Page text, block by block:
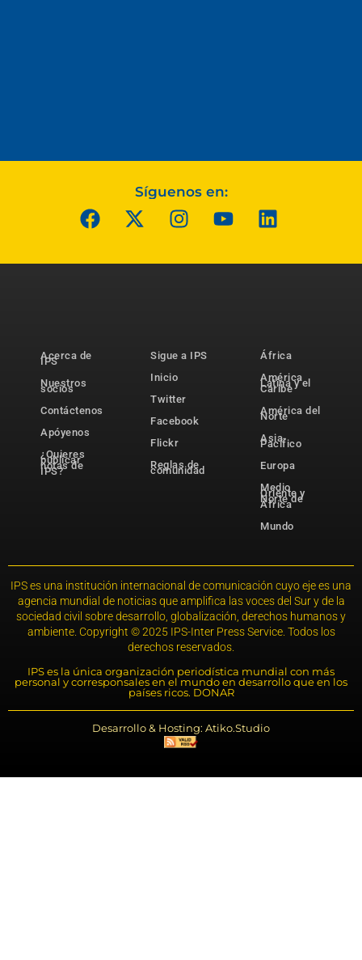
Síguenos en:
Acerca de
IPS
Nuestros
socios
Contáctenos
Apóyenos
¿Quieres
publicar
notas de
IPS?
Sigue a IPS
Inicio
Twitter
Facebook
Flickr
Reglas de
comunidad
África
América
Latina y el
Caribe
América del
Norte
Asia-
Pacífico
Europa
Medio
Oriente y
Norte de
África
Mundo
IPS es una institución internacional de comunicación cuyo eje es una
agencia mundial de noticias que amplifica las voces del Sur y de la
sociedad civil sobre desarrollo, globalización, derechos humanos y
ambiente. Copyright © 2025 IPS-Inter Press Service. Todos los
derechos reservados.
IPS es la única organización periodística mundial con más
personal y corresponsales en el mundo en desarrollo que en los
países ricos. DONAR
Desarrollo & Hosting: Atiko.Studio